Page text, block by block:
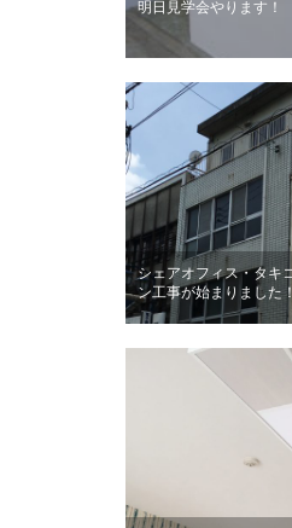
明日見学会やります！
シェアオフィス・タキ
ン工事が始まりました！